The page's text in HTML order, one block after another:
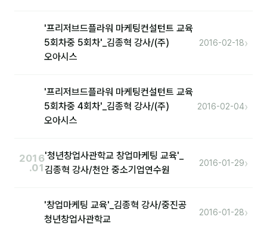
1:1 문의
자주 묻는 질문
'프리저브드플라워 마케팅컨설턴트 교육
5회차중 5회차'_김종혁 강사/(주)
오아시스
2016-02-18›
'프리저브드플라워 마케팅컨설턴트 교육
5회차중 4회차'_김종혁 강사/(주)
오아시스
2016-02-04›
2016
.01
'청년창업사관학교 창업마케팅 교육'_
김종혁 강사/천안 중소기업연수원
2016-01-29›
'창업마케팅 교육'_김종혁 강사/중진공
청년창업사관학교
2016-01-28›